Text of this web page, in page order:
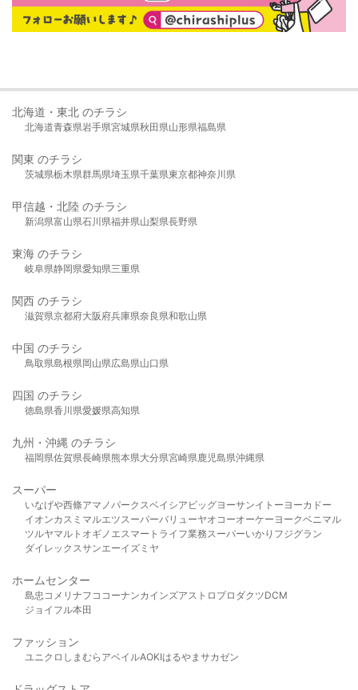
北海道・東北 のチラシ
北海道青森県岩手県宮城県秋田県山形県福島県
関東 のチラシ
茨城県栃木県群馬県埼玉県千葉県東京都神奈川県
甲信越・北陸 のチラシ
新潟県富山県石川県福井県山梨県長野県
東海 のチラシ
岐阜県静岡県愛知県三重県
関西 のチラシ
滋賀県京都府大阪府兵庫県奈良県和歌山県
中国 のチラシ
鳥取県島根県岡山県広島県山口県
四国 のチラシ
徳島県香川県愛媛県高知県
九州・沖縄 のチラシ
福岡県佐賀県長崎県熊本県大分県宮崎県鹿児島県沖縄県
スーパー
いなげや西條アマノパークスベイシア ビッグヨーサンイトーヨーカドー
イオンカスミ マルエツスーパーバリューヤオコーオーケー ヨークベニマル
ツルヤマルト オギノ エスマート ライフ業務スーパーいかり フジグラン
ダイレックスサンエーイズミヤ
ホームセンター
島忠 コメリ ナフコ コーナンカインズアストロプロダクツDCM
ジョイフル本田
ファッション
ユニクロ しまむら アベイルAOKIはるやま サカゼン